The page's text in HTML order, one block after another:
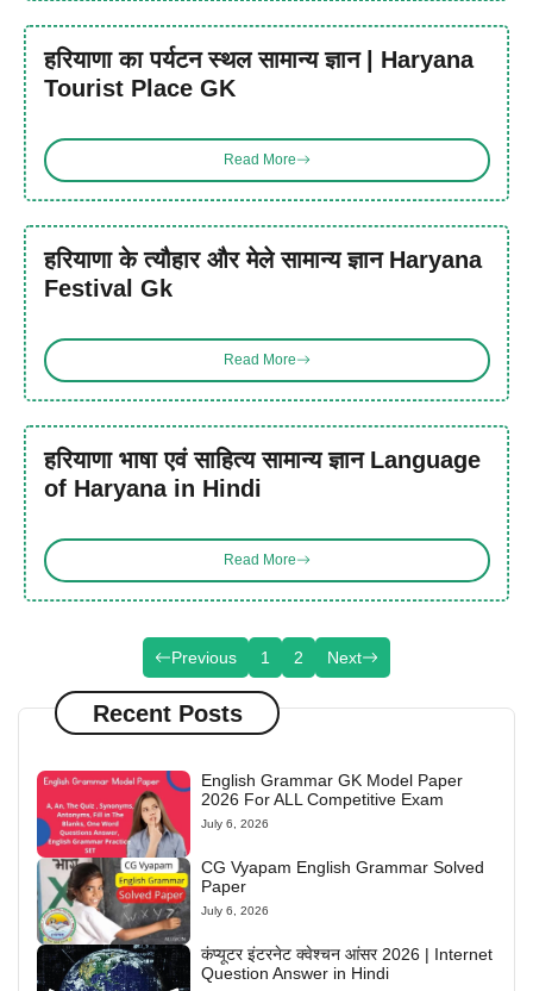
हरियाणा का पर्यटन स्थल सामान्य ज्ञान | Haryana
Tourist Place GK
Read More
हरियाणा के त्यौहार और मेले सामान्य ज्ञान Haryana
Festival Gk
Read More
हरियाणा भाषा एवं साहित्य सामान्य ज्ञान Language
of Haryana in Hindi
Read More
Previous 1 2 Next
Recent Posts
English Grammar GK Model Paper
2026 For ALL Competitive Exam
July 6, 2026
CG Vyapam English Grammar Solved
Paper
July 6, 2026
कंप्यूटर इंटरनेट क्वेश्चन आंसर 2026 | Internet
Question Answer in Hindi